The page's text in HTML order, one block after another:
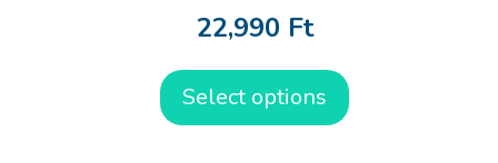
22,990 Ft
Select options